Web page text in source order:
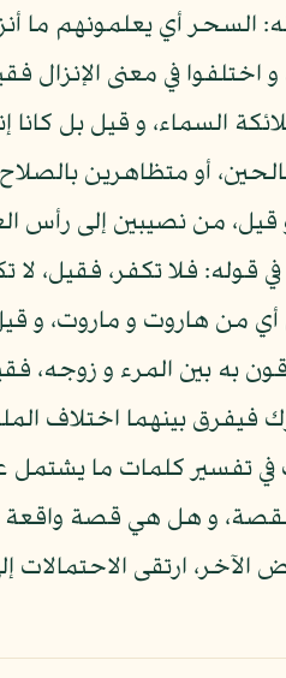
أي يعلمونهم ما
اختلفوا في معنى
السماء، و قيل بل
أو متظاهرين
من نصيبين إلى رأس
قوله: فلا تكفر، فقيل،
أي من هاروت و ماروت، و
به بين المرء و
بينهما اختلاف
في تفسير كلمات ما
و هل هي قصة واقعة
الآخر، ارتقى